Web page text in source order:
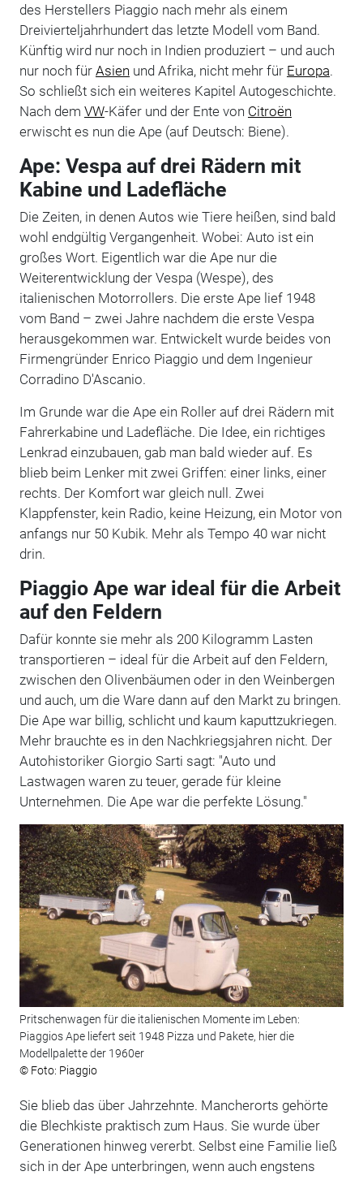
des Herstellers Piaggio nach mehr als einem
Dreivierteljahrhundert das letzte Modell vom Band.
Künftig wird nur noch in Indien produziert – und auch
nur noch für Asien und Afrika, nicht mehr für Europa.
So schließt sich ein weiteres Kapitel Autogeschichte.
Nach dem VW-Käfer und der Ente von Citroën
erwischt es nun die Ape (auf Deutsch: Biene).
Ape: Vespa auf drei Rädern mit
Kabine und Ladefläche
Die Zeiten, in denen Autos wie Tiere heißen, sind bald
wohl endgültig Vergangenheit. Wobei: Auto ist ein
großes Wort. Eigentlich war die Ape nur die
Weiterentwicklung der Vespa (Wespe), des
italienischen Motorrollers. Die erste Ape lief 1948
vom Band – zwei Jahre nachdem die erste Vespa
herausgekommen war. Entwickelt wurde beides von
Firmengründer Enrico Piaggio und dem Ingenieur
Corradino D'Ascanio.
Im Grunde war die Ape ein Roller auf drei Rädern mit
Fahrerkabine und Ladefläche. Die Idee, ein richtiges
Lenkrad einzubauen, gab man bald wieder auf. Es
blieb beim Lenker mit zwei Griffen: einer links, einer
rechts. Der Komfort war gleich null. Zwei
Klappfenster, kein Radio, keine Heizung, ein Motor von
anfangs nur 50 Kubik. Mehr als Tempo 40 war nicht
drin.
Piaggio Ape war ideal für die Arbeit
auf den Feldern
Dafür konnte sie mehr als 200 Kilogramm Lasten
transportieren – ideal für die Arbeit auf den Feldern,
zwischen den Olivenbäumen oder in den Weinbergen
und auch, um die Ware dann auf den Markt zu bringen.
Die Ape war billig, schlicht und kaum kaputtzukriegen.
Mehr brauchte es in den Nachkriegsjahren nicht. Der
Autohistoriker Giorgio Sarti sagt: "Auto und
Lastwagen waren zu teuer, gerade für kleine
Unternehmen. Die Ape war die perfekte Lösung."
Pritschenwagen für die italienischen Momente im Leben:
Piaggios Ape liefert seit 1948 Pizza und Pakete, hier die
Modellpalette der 1960er
© Foto: Piaggio
Sie blieb das über Jahrzehnte. Mancherorts gehörte
die Blechkiste praktisch zum Haus. Sie wurde über
Generationen hinweg vererbt. Selbst eine Familie ließ
sich in der Ape unterbringen, wenn auch engstens